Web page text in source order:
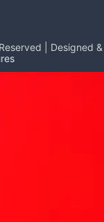
| Designed &